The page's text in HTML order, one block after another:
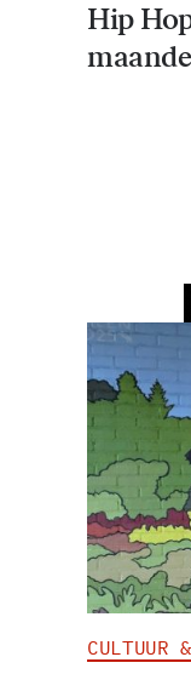
Hip
CULTUUR